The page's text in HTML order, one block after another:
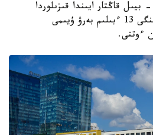
قىزىلوردا. KAZINFORM - بيىل قاڭتار ايىندا قىزىلوردا
وبلىسىنداعى مەكتەپكە دەيىنگى 13 ءبىلىم بەرۋ ۇيىمى
ءوتتى.